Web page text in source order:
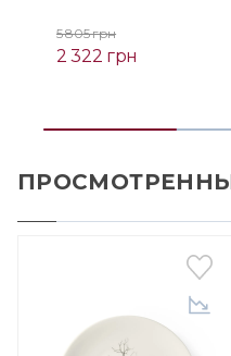
5 805 грн
2 322 грн